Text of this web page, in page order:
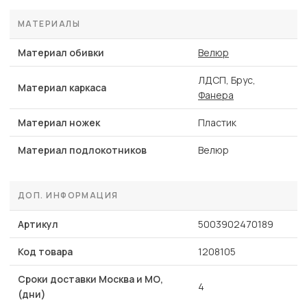
МАТЕРИАЛЫ
Материал обивки Велюр
Материал каркаса
ЛДСП, Брус,
Фанера
Материал ножек Пластик
Материал подлокотников Велюр
ДОП. ИНФОРМАЦИЯ
Артикул 5003902470189
Код товара 1208105
Сроки доставки Москва и МО,
(дни)
4